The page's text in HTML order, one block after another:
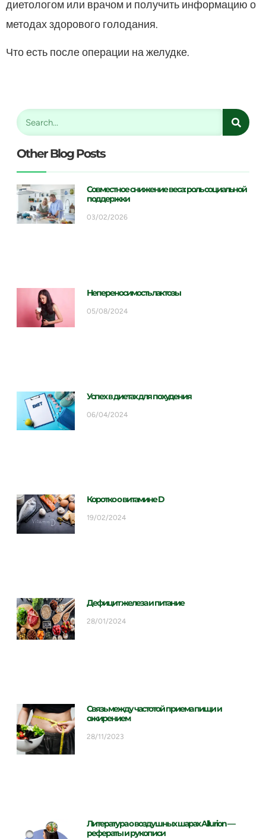
диетологом или врачом и получить информацию о
методах здорового голодания.
Что есть после операции на желудке.
Other Blog Posts
Совместное снижение веса: роль социальной
поддержки
03/02/2026
Непереносимость лактозы
05/08/2024
Успех в диетах для похудения
06/04/2024
Коротко о витамине D
19/02/2024
Дефицит железа и питание
28/01/2024
Связь между частотой приема пищи и
ожирением
28/11/2023
Литература о воздушных шарах Allurion —
рефераты и рукописи